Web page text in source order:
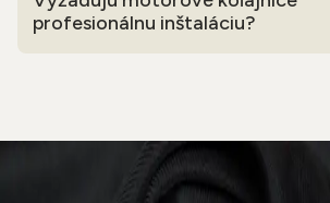
profesionálnu inštaláciu?